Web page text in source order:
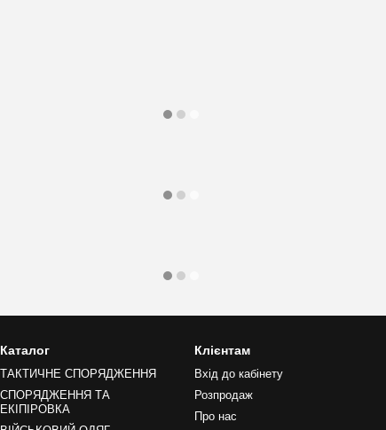
Каталог
ТАКТИЧНЕ СПОРЯДЖЕННЯ
СПОРЯДЖЕННЯ ТА
ЕКІПІРОВКА
Клієнтам
Вхід до кабінету
Розпродаж
Про нас